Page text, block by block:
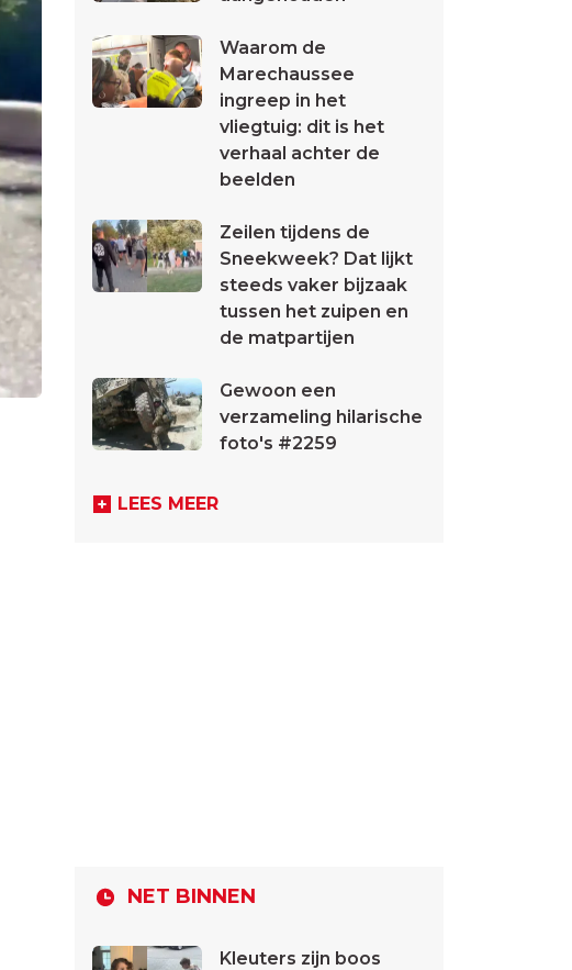
Waarom de
Marechaussee
ingreep in het
vliegtuig: dit is het
verhaal achter de
beelden
Zeilen tijdens de
Sneekweek? Dat lijkt
steeds vaker bijzaak
tussen het zuipen en
de matpartijen
Gewoon een
verzameling hilarische
foto's #2259
LEES MEER
NET BINNEN
Kleuters zijn boos